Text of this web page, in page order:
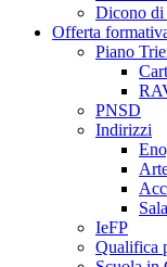
Dicono
Offerta
Piano
PNSD
Indirizzi
IeFP
Qualifica